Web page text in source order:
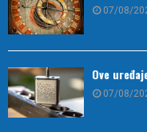
07/08/
Ove
07/08/